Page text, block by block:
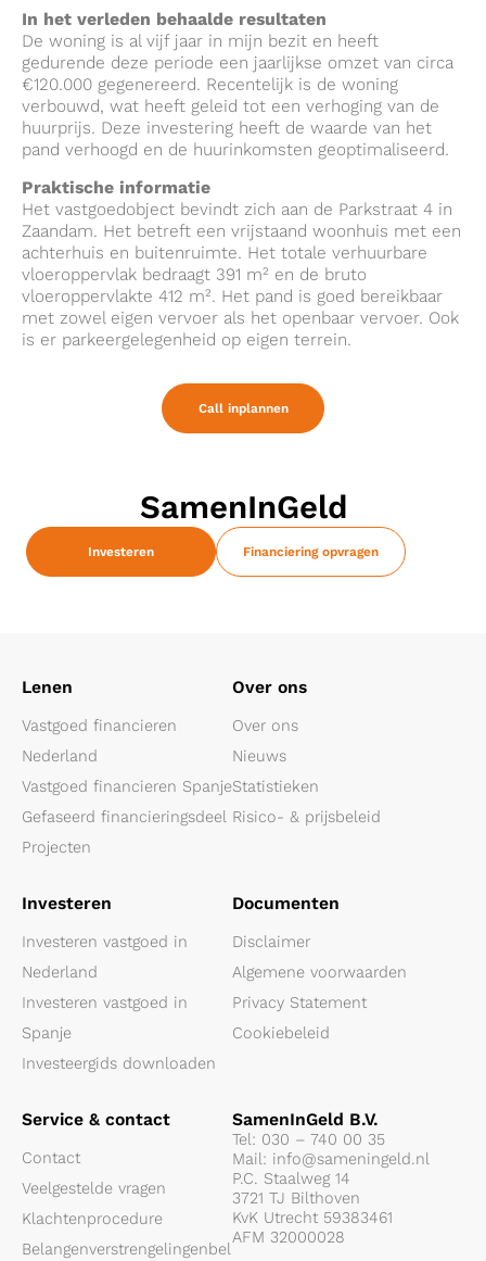
In het verleden behaalde resultaten
De woning is al vijf jaar in mijn bezit en heeft
gedurende deze periode een jaarlijkse omzet van circa
€120.000 gegenereerd. Recentelijk is de woning
verbouwd, wat heeft geleid tot een verhoging van de
huurprijs. Deze investering heeft de waarde van het
pand verhoogd en de huurinkomsten geoptimaliseerd.
Praktische informatie
Het vastgoedobject bevindt zich aan de Parkstraat 4 in
Zaandam. Het betreft een vrijstaand woonhuis met een
achterhuis en buitenruimte. Het totale verhuurbare
vloeroppervlak bedraagt 391 m² en de bruto
vloeroppervlakte 412 m². Het pand is goed bereikbaar
met zowel eigen vervoer als het openbaar vervoer. Ook
is er parkeergelegenheid op eigen terrein.
Call inplannen
SamenInGeld
Investeren Financiering opvragen
Lenen
Vastgoed financieren
Nederland
Vastgoed financieren Spanje
Gefaseerd financieringsdeel
Projecten
Over ons
Over ons
Nieuws
Statistieken
Risico- & prijsbeleid
Investeren
Investeren vastgoed in
Nederland
Investeren vastgoed in
Spanje
Investeergids downloaden
Documenten
Disclaimer
Algemene voorwaarden
Privacy Statement
Cookiebeleid
Service & contact
Contact
Veelgestelde vragen
Klachtenprocedure
Belangenverstrengelingenbel
SamenInGeld B.V.
Tel: 030 – 740 00 35
Mail: info@sameningeld.nl
P.C. Staalweg 14
3721 TJ Bilthoven
KvK Utrecht 59383461
AFM 32000028